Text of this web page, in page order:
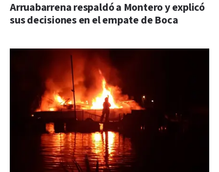
Arruabarrena respaldó a Montero y explicó
sus decisiones en el empate de Boca